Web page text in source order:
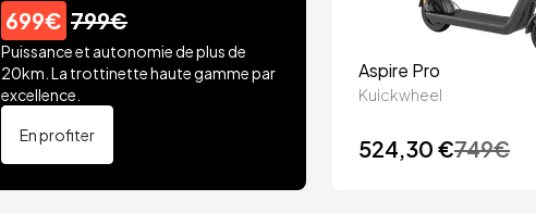
699€ 799€
Puissance et autonomie de plus de
20km. La trottinette haute gamme par
excellence.
En profiter
Aspire Pro
Kuickwheel
524,30 €749€